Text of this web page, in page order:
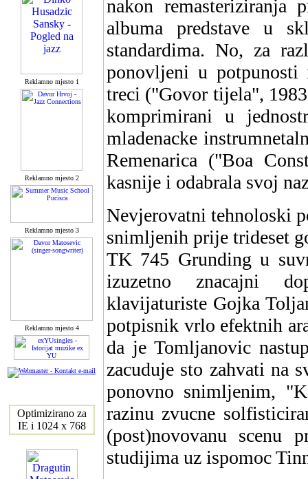
Reklamno mjesto 1
Reklamno mjesto 2
Reklamno mjesto 3
Reklamno mjesto 4
Optimizirano za
IE i 1024 x 768
nakon
albuma predstave u
standardima. No, za
ponovljeni u potpunosti
treci ("Govor tijela",
komprimirani u
mladenacke
Remenarica ("Boa
kasnije i odabrala svoj
Nevjerovatni tehnoloski
snimljenih prije trideset
TK 745 Grunding u
izuzetno znacajni
klavijaturiste Gojka
potpisnik vrlo efektnih
da je Tomljanovic
zacuduje sto zahvati na
ponovno snimljenim,
razinu zvucne
(post)novovanu scenu
studijima uz ispomoc